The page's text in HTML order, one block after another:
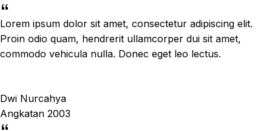
Lorem ipsum dolor sit amet, consectetur adipiscing elit.
Proin odio quam, hendrerit ullamcorper dui sit amet,
commodo vehicula nulla. Donec eget leo lectus.
Dwi Nurcahya
Angkatan 2003